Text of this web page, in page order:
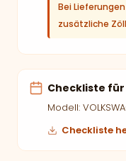
Bei
zusätzliche
Checkliste
Modell:
Checkliste